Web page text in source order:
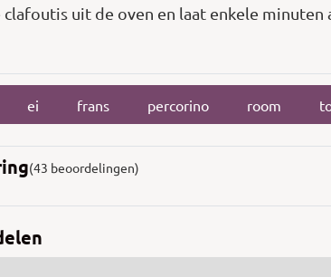
clafoutis uit de oven en laat enkele
ei frans percorino room
(43 beoordelingen)